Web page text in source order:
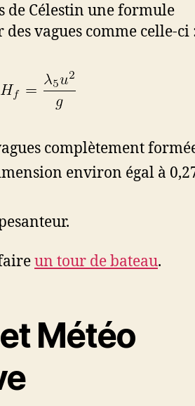
de Célestin une formule
vagues comme celle-ci
complètement
environ égal à
un tour de bateau.
Météo